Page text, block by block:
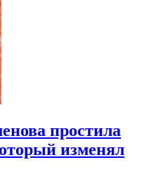
простила
изменял